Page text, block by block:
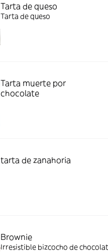
Tarta de queso
Tarta de queso
Tarta muerte por
chocolate
tarta de zanahoria
Brownie
Irresistible bizcocho de